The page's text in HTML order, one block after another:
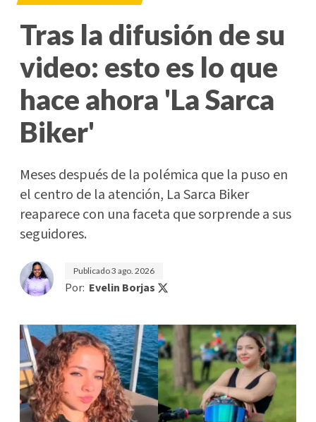
Tras la difusión de su
video: esto es lo que
hace ahora 'La Sarca
Biker'
Meses después de la polémica que la puso en
el centro de la atención, La Sarca Biker
reaparece con una faceta que sorprende a sus
seguidores.
Publicado3 ago. 2026
Por: Evelin Borjas